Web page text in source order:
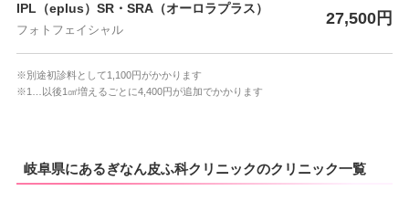
IPL（eplus）SR・SRA（オーロラプラス）
フォトフェイシャル
27,500円
※別途初診料として1,100円がかかります
※1…以後1㎠増えるごとに4,400円が追加でかかります
岐阜県にあるぎなん皮ふ科クリニックのクリニック一覧